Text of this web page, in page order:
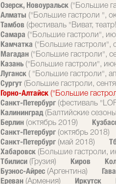
Озерск, Новоуральск ("Большие
Алматы ("Большие гастроли ",
Тамбов (фестиваль "Виват,
Самара ("Большие гастроли",
Камчатка ("Большие гастроли",
Магадан ("Большие гастроли",
Казань ("Большие гастроли",
Луганск ( "Большие гастроли",
Сургут (Большие гастроли,
Горно-Алтайск ("Большие
Санкт-Петербург (фестиваль
Калининград (Балтийские
Берлин (октябрь 2019)
Санкт-Петербург (октябрь 2018)
Санкт-Петербург (май 2018)
Хабаровск (Большие гастроли,
Тбилиси (Грузия) Киров
Буэнос-Айрес (Аргентина)
Ереван (Армения) Иркутск